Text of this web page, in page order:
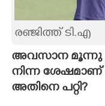
രഞ്ജിത്ത് ടി.എ
അവസാന മൂന്നു
നിന്ന ശേഷമാണ്
അതിനെ പറ്റി?